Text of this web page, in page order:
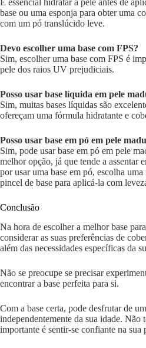
É essencial hidratar a pele antes de
base ou uma esponja para obter uma
com um pó translúcido leve.
Devo escolher uma base com FPS?
Sim, escolher uma base com FPS é
pele dos raios UV prejudiciais.
Posso usar base líquida em pele
Sim, muitas bases líquidas são
ofereçam uma fórmula hidratante e
Posso usar base em pó em pele
Sim, pode usar base em pó em pele
melhor opção, já que tende a assentar
por usar uma base em pó, escolha
pincel de base para aplicá-la com
Conclusão
Na hora de escolher a melhor base
considerar as suas preferências de
além das necessidades específicas da
Não se preocupe se precisar
encontrar a base perfeita para si.
Com a base certa, pode desfrutar de
independentemente da sua idade. Não
importante é sentir-se confiante na sua